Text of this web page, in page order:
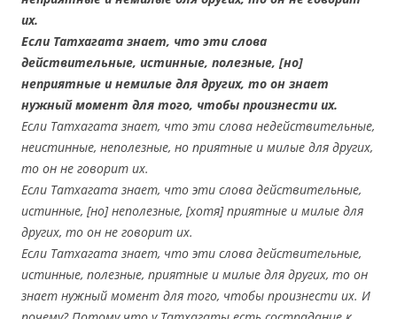
их.
Если Татхагата знает, что эти слова
действительные, истинные, полезные, [но]
неприятные и немилые для других, то он знает
нужный момент для того, чтобы произнести их.
Если Татхагата знает, что эти слова недействительные,
неистинные, неполезные, но приятные и милые для других,
то он не говорит их.
Если Татхагата знает, что эти слова действительные,
истинные, [но] неполезные, [хотя] приятные и милые для
других, то он не говорит их.
Если Татхагата знает, что эти слова действительные,
истинные, полезные, приятные и милые для других, то он
знает нужный момент для того, чтобы произнести их. И